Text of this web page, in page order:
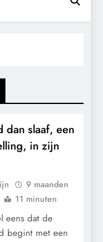
dan slaaf, een
in zijn
9 maanden
11 minuten
eens dat de
begint met een